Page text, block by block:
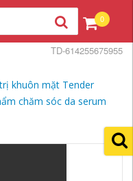
0
khuôn mặt Tender
chăm sóc da serum
TD-614255675955